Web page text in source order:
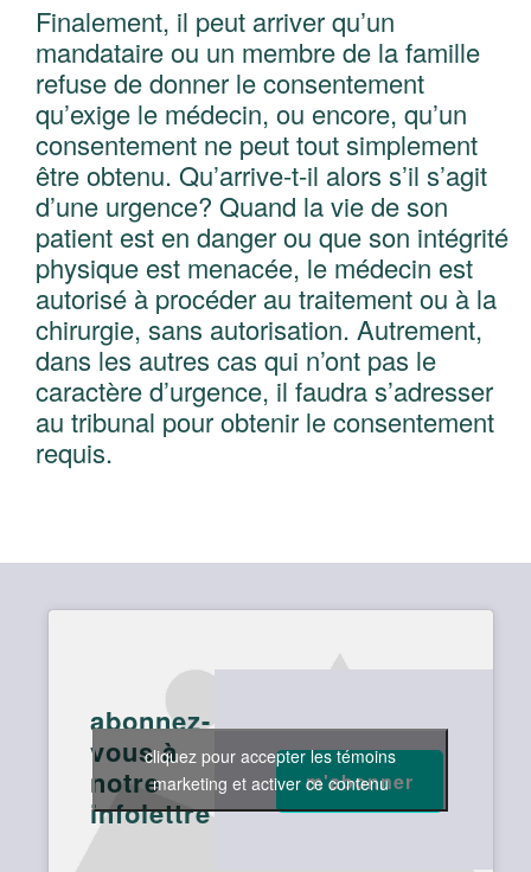
Finalement, il peut arriver qu’un
mandataire ou un membre de la famille
refuse de donner le consentement
qu’exige le médecin, ou encore, qu’un
consentement ne peut tout simplement
être obtenu. Qu’arrive-t-il alors s’il s’agit
d’une urgence? Quand la vie de son
patient est en danger ou que son intégrité
physique est menacée, le médecin est
autorisé à procéder au traitement ou à la
chirurgie, sans autorisation. Autrement,
dans les autres cas qui n’ont pas le
caractère d’urgence, il faudra s’adresser
au tribunal pour obtenir le consentement
requis.
abonnez-
vous à
notre
infolettre
cliquez pour accepter les témoins
marketing et activer ce contenu